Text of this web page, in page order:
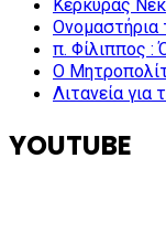
Κερκύρας
Ονομαστήρια
π. Φίλιππος :
Ο
Λιτανεία για
YOUTUBE